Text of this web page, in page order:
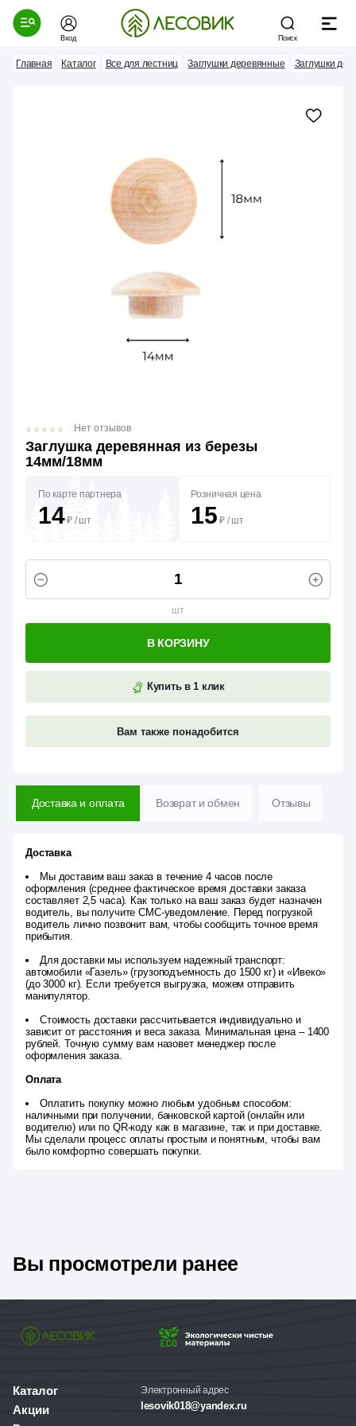
Вход Поиск
Главная Каталог Все для лестниц Заглушки деревянные Заглушки
Заглушка деревянная из березы
14мм/18мм
Нет отзывов
По карте партнера
14₽ /шт
Розничная цена
15 ₽ / шт
шт
Купить в 1 клик
Вам также понадобится
В КОРЗИНУ
Доставка и оплата Возврат и обмен Отзывы
Доставка
Мы доставим ваш заказ в течение 4 часов после
оформления (среднее фактическое время доставки заказа
составляет 2,5 часа). Как только на ваш заказ будет назначен
водитель, вы получите СМС-уведомление. Перед погрузкой
водитель лично позвонит вам, чтобы сообщить точное время
прибытия.
Для доставки мы используем надежный транспорт:
автомобили «Газель» (грузоподъемность до 1500 кг) и «Ивеко»
(до 3000 кг). Если требуется выгрузка, можем отправить
манипулятор.
Стоимость доставки рассчитывается индивидуально и
зависит от расстояния и веса заказа. Минимальная цена – 1400
рублей. Точную сумму вам назовет менеджер после
оформления заказа.
Оплата
Оплатить покупку можно любым удобным способом:
наличными при получении, банковской картой (онлайн или
водителю) или по QR-коду как в магазине, так и при доставке.
Мы сделали процесс оплаты простым и понятным, чтобы вам
было комфортно совершать покупки.
Вы просмотрели ранее
Каталог
Акции
Электронный адрес
lesovik018@yandex.ru